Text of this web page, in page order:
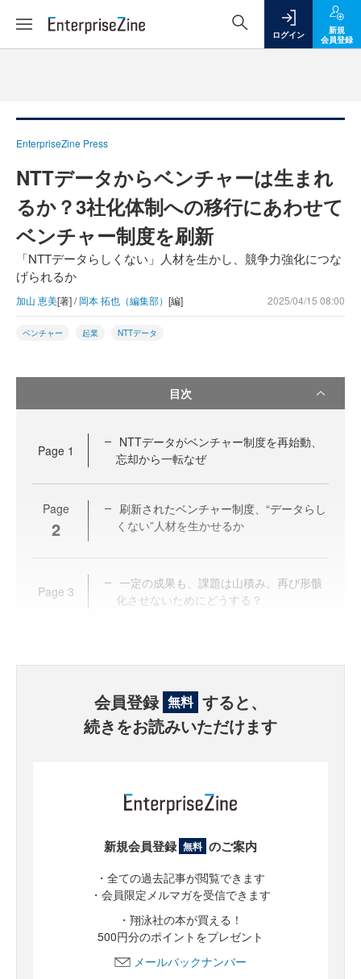
ログイン
新規
会員登録
EnterpriseZine Press
NTTデータからベンチャーは生まれ
るか？3社化体制への移行にあわせて
ベンチャー制度を刷新
「NTTデータらしくない」人材を生かし、競争力強化につな
げられるか
加山 恵美[著] /岡本 拓也（編集部） [編] 2025/04/15 08:00
ベンチャー 起業 NTTデータ
目次
Page 1
NTTデータがベンチャー制度を再始動、
忘却から一転なぜ
Page
2
刷新されたベンチャー制度、“データらし
くない”人材を生かせるか
Page 3
一定の成果も、課題は山積み。再び形骸
化させないためにどうする？
会員登録 無料 すると、
続きをお読みいただけます
新規会員登録 無料 のご案内
・全ての過去記事が閲覧できます
・会員限定メルマガを受信できます
・翔泳社の本が買える！
500円分のポイントをプレゼント
メールバックナンバー